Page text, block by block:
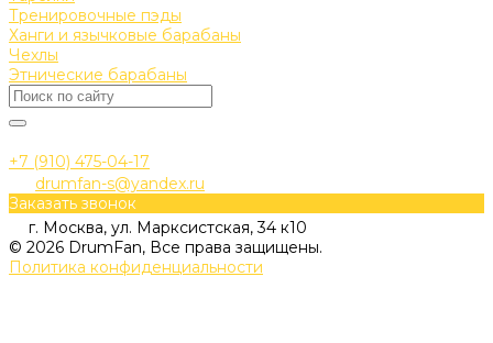
Тренировочные пэды
Ханги и язычковые барабаны
Чехлы
Этнические барабаны
+7 (910) 475-04-17
drumfan-s@yandex.ru
Заказать звонок
г. Москва, ул. Марксистская, 34 к10
© 2026 DrumFan, Все права защищены.
Политика конфиденциальности